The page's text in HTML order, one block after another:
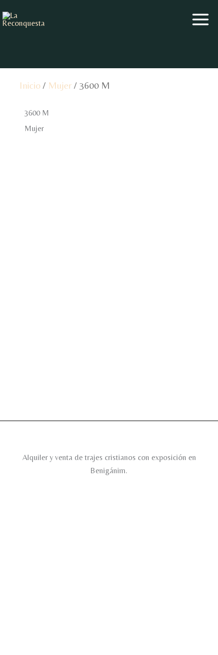
al
Inicio / Mujer / 3600 M
3600 M
Mujer
Alquiler y venta de trajes cristianos con exposición en
Benigánim.